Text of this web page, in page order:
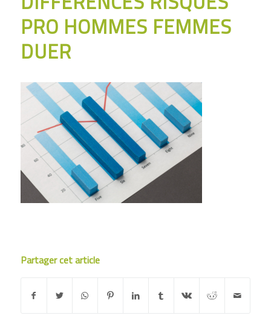
PRO HOMMES FEMMES
DUER
Partager cet article